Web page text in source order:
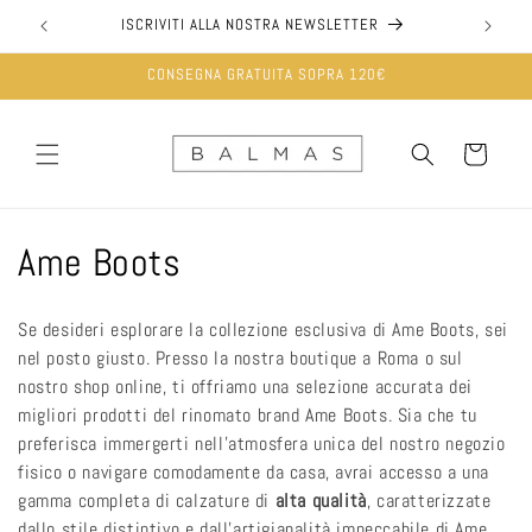
direttamenteISCRIVITI ALLA NOSTRA NEWSLETTER
CONSEGNA GRATUITA SOPRA 120€
Carrello
C
o
l
l
e
z
Ame Boots
Se desideri esplorare la collezione esclusiva di Ame Boots, sei
nel posto giusto. Presso la nostra boutique a Roma o sul
nostro shop online, ti offriamo una selezione accurata dei
migliori prodotti del rinomato brand Ame Boots. Sia che tu
preferisca immergerti nell'atmosfera unica del nostro negozio
fisico o navigare comodamente da casa, avrai accesso a una
gamma completa di calzature di alta qualità, caratterizzate